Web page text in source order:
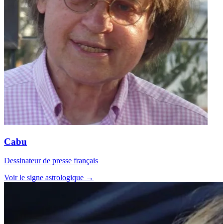
Cabu
Dessinateur de presse français
Voir le signe astrologique →